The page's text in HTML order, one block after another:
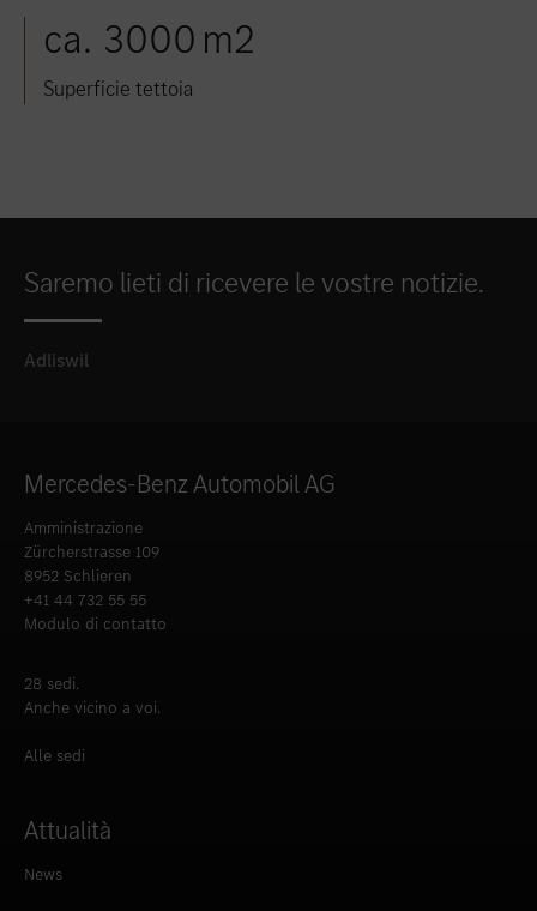
ca. 3000 m2
Superficie tettoia
Saremo lieti di ricevere le vostre notizie.
Adliswil
Mercedes-Benz Automobil AG
Amministrazione
Zürcherstrasse 109
8952 Schlieren
+41 44 732 55 55
Modulo di contatto
28 sedi.
Anche vicino a voi.
Alle sedi
Attualità
News